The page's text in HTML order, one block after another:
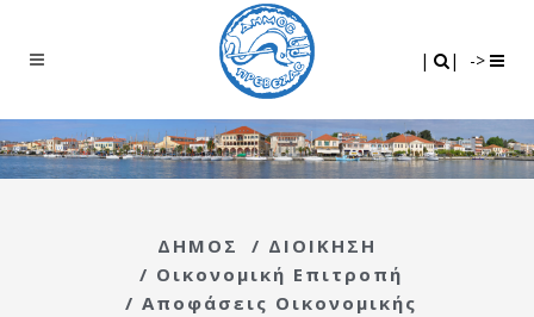
| | ->
ΔΗΜΟΣ / ΔΙΟΙΚΗΣΗ
/ Οικονομική Επιτροπή
/ Αποφάσεις Οικονομικής